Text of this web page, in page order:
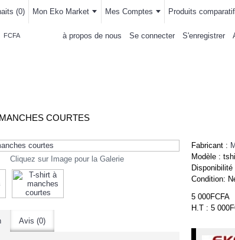
(0) Mon Eko Market Mes Comptes Produits
FCFA à propos de nous Se connecter S'enregistrer
COURTES
Cliquez sur Image pour la Galerie
Avis (0)
Fabricant :
Modèle :
Disponibilité
Condition:
5 000FCFA
H.T : 5